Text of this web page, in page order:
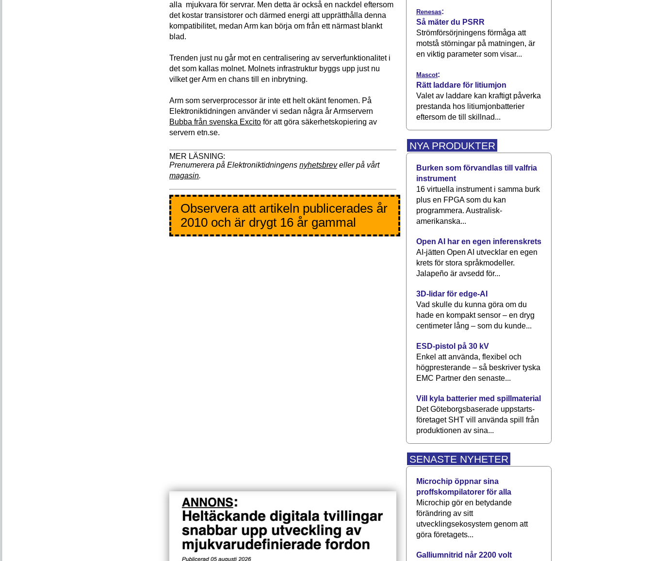
alla mjukvara för servrar. Men detta är också en nackdel eftersom
det kostar transistorer och därmed energi att upprätthålla denna
kompatibilitet, medan Arm kan börja om från ett närmast blankt
blad.
Trenden just nu går mot en centralisering av serverfunktionalitet i
det som kallas molnet. Molnets infrastruktur byggs upp just nu
vilket ger Arm en chans till en inbrytning.
Arm som serverprocessor är inte ett helt okänt fenomen. På
Elektroniktidningen använder vi sedan några år Armservern
Bubba från svenska Excito för att göra säkerhetskopiering av
servern etn.se.
Prenumerera på Elektroniktidningens nyhetsbreveller på vårt
magasin.
Observera att artikeln publicerades år
2010 och är drygt 16 år gammal
Renesas:
Så mäter du PSRR
Strömförsörjningens förmåga att
motstå störningar på matningen, är
en viktig parameter som visar...
Mascot:
Rätt laddare för litiumjon
Valet av laddare kan kraftigt påverka
prestanda hos litiumjonbatterier
eftersom de till skillnad...
NYA PRODUKTER
Burken som förvandlas till valfria
instrument
16 virtuella instrument i samma burk
plus en FPGA som du kan
programmera. Australisk-
amerikanska...
Open AI har en egen inferenskrets
AI-jätten Open AI utvecklar en egen
krets för stora språkmodeller.
Jalapeño är avsedd för...
3D-lidar för edge-AI
Vad skulle du kunna göra om du
hade en kompakt sensor – en dryg
centimeter lång – som du kunde...
ESD-pistol på 30 kV
Enkel att använda, flexibel och
högpresterande – så beskriver tyska
EMC Partner den senaste...
Vill kyla batterier med spillmaterial
Det Göteborgsbaserade upp­starts­
företaget SHT vill använda spill från
produktionen av sina...
SENASTE NYHETER
Microchip öppnar sina
proffskompilatorer för alla
Microchip gör en betydande
förändring av sitt
utvecklingsekosystem genom att
göra företagets...
Galliumnitrid når 2200 volt